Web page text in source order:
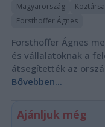
Magyarország
Forsthoffer Ágnes
Forsthoffer Ágnes
és vállalatoknak a
átsegítették az
Bővebben...
Ajánljuk még